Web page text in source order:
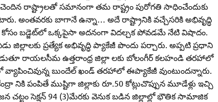
రాష్ట్రాలతో సమానంగా తమ రాష్ట్రం పురోగతి సాధించేందుకు
అంతవరకు బాగానే ఉన్నా… అదే రాష్ట్రానికి వచ్చేసరికి అభివృద్ధి
కోసం బడ్జెట్‌లో ఒక్కపైసా అదనంగా విదల్చక పోవడమే నేటి విషాదం.
జిల్లాలకు ప్రత్యేక అభివృద్ధి ప్యాకేజీ పొందు పర్చారు. అప్పటి ప్రధాని
రాయలసీమ ఉత్తరాంధ్ర జిల్లా లకు బోలంగీర్‌ కలహండి తరహాలో
వ్యాపించివున్న బుందేల్‌ ఖండ్‌ తరహాలో ఈప్యాకేజీ వుంటుందన్నారు.
నికి పంపితే ముష్టిగా జిల్లాకు రూ.50 కోట్లుచొప్పున మూడేళ్లు ఇచ్చి
చట్టం సెక్షన్‌ 94 (3)మేరకు వెనుక బడిన జిల్లాల్లో భౌతిక సామాజిక